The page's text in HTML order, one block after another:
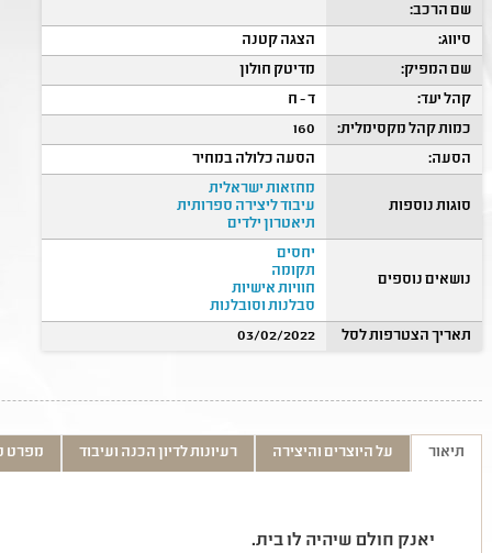
שם הרכב:
סיווג:
הצגה קטנה
שם המפיק:
מדיטק חולון
קהל יעד:
ד - ח
כמות קהל מקסימלית:
160
הסעה:
הסעה כלולה במחיר
סוגות נוספות
מחזאות ישראלית
עיבוד ליצירה ספרותית
תיאטרון ילדים
נושאים נוספים
יחסים
תקומה
חוויות אישיות
סבלנות וסובלנות
תאריך הצטרפות לסל
03/02/2022
תיאור על היוצרים והיצירה רעיונות לדיון הכנה ועיבוד מפרט
יאנק חולם שיהיה לו בית.